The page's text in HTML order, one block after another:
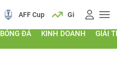
AFF Cup Giá vàng
BÓNG ĐÁ KINH DOANH GIẢI